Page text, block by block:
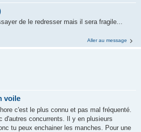
de le redresser mais il sera fragile...
Aller au message
voile
c'est le plus connu et pas mal fréquenté.
d'autres concurrents. Il y en plusieurs
tu peux enchainer les manches. Pour une